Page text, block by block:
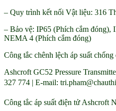
– Quy trình kết nối Vật liệu: 316
– Bảo vệ: IP65 (Phích cắm đóng),
NEMA 4 (Phích cắm đóng)
Công tắc chênh lệch áp suất
Ashcroft GC52 Pressure
327 774 | E-mail:
Công tắc áp suất điện tử Ashcroft